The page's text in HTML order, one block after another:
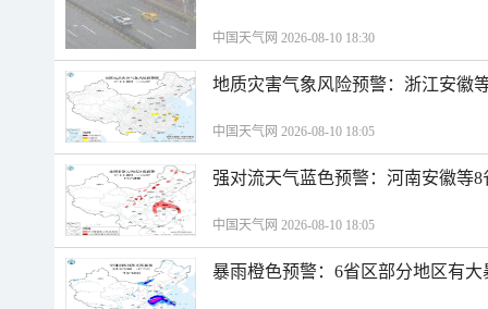
中国天气网 2026-08-10 18:30
地质灾害气象风险预警：浙江安徽
中国天气网 2026-08-10 18:05
强对流天气蓝色预警：河南安徽等
中国天气网 2026-08-10 18:05
暴雨橙色预警：6省区部分地区有